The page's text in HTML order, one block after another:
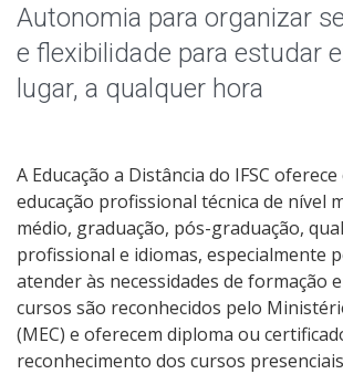
Graduação
Especialização
Todos os cursos
Processo de Inscrição
Autonomia para organizar
e flexibilidade para estudar
lugar, a qualquer hora
A Educação a Distância do IFSC
educação profissional técnica de nível
médio, graduação, pós-graduação,
profissional e idiomas, especialmente
atender às necessidades de formação
cursos são reconhecidos pelo
(MEC) e oferecem diploma ou
reconhecimento dos cursos